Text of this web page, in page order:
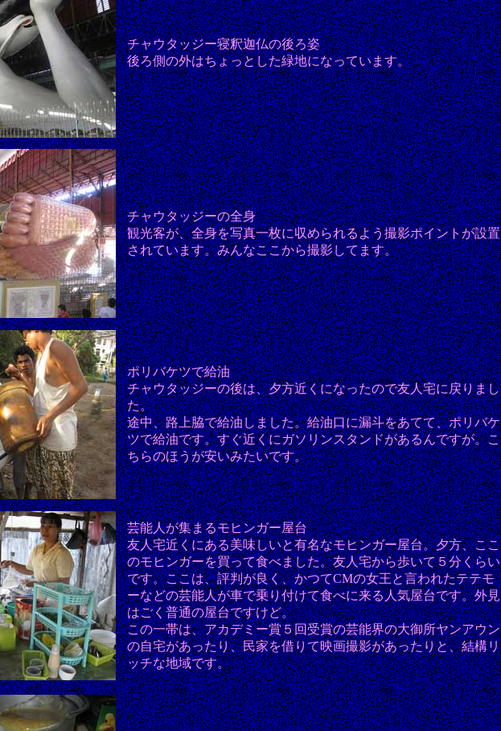
チャウタッジー寝釈迦仏の後ろ姿
後ろ側の外はちょっとした緑地になっています。
チャウタッジーの全身
観光客が、全身を写真一枚に収められるよう撮影ポイントが設置
されています。みんなここから撮影してます。
ポリバケツで給油
チャウタッジーの後は、夕方近くになったので友人宅に戻りまし
た。
途中、路上脇で給油しました。給油口に漏斗をあてて、ポリバケ
ツで給油です。すぐ近くにガソリンスタンドがあるんですが。こ
ちらのほうが安いみたいです。
芸能人が集まるモヒンガー屋台
友人宅近くにある美味しいと有名なモヒンガー屋台。夕方、ここ
のモヒンガーを買って食べました。友人宅から歩いて５分くらい
です。ここは、評判が良く、かつてCMの女王と言われたテテモ
ーなどの芸能人が車で乗り付けて食べに来る人気屋台です。外見
はごく普通の屋台ですけど。
この一帯は、アカデミー賞５回受賞の芸能界の大御所ヤンアウン
の自宅があったり、民家を借りて映画撮影があったりと、結構リ
ッチな地域です。